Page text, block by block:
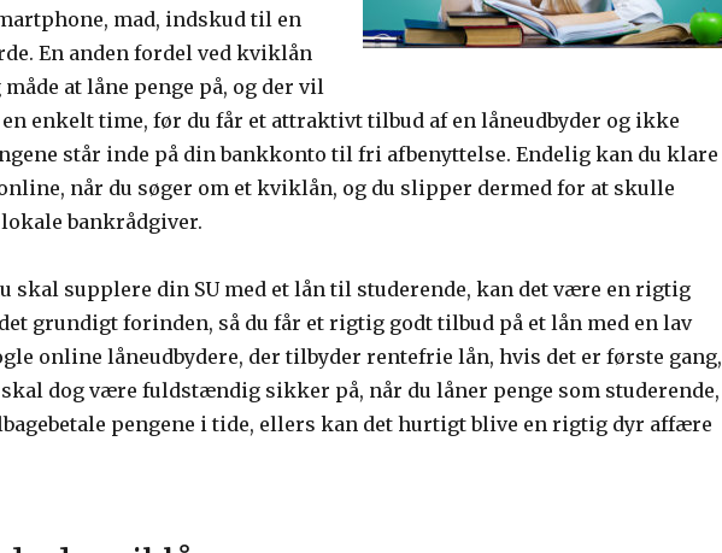
mad, indskud til en
En anden fordel ved kviklån
at låne penge på, og der vil
enkelt time, før du får et attraktivt tilbud af en låneudbyder og ikke
står inde på din bankkonto til fri afbenyttelse. Endelig kan du klare
når du søger om et kviklån, og du slipper dermed for at skulle
bankrådgiver.
skal supplere din SU med et lån til studerende, kan det være en rigtig
grundigt forinden, så du får et rigtig godt tilbud på et lån med en lav
online låneudbydere, der tilbyder rentefrie lån, hvis det er første gang,
skal dog være fuldstændig sikker på, når du låner penge som studerende,
pengene i tide, ellers kan det hurtigt blive en rigtig dyr affære